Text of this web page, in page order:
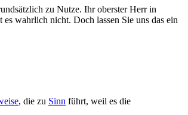
zu Nutze. Ihr oberster Herr in
es wahrlich nicht. Doch lassen Sie uns das ein
, die zu Sinn führt, weil es die